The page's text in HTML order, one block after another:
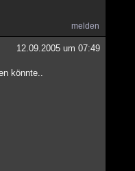
melden
12.09.2005 um 07:49
könnte..